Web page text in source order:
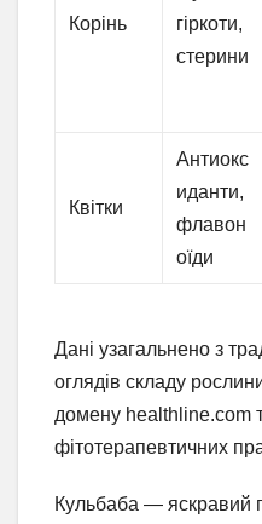
Корінь
гіркоти,
стерини
Квітки
Антиокс
иданти,
флавон
оїди
Дані узагальнено з
оглядів складу
домену healthline.com
фітотерапевтичних
Кульбаба — яскравий